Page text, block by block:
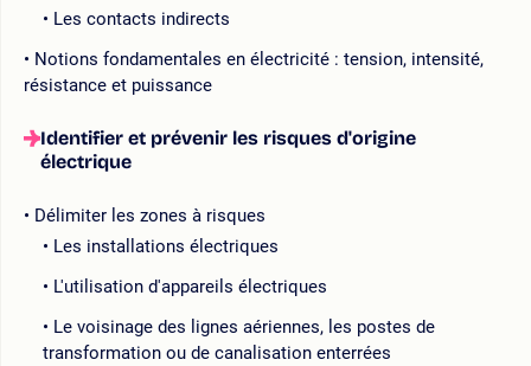
Les contacts indirects
Notions fondamentales en électricité : tension, intensité,
résistance et puissance
Identifier et prévenir les risques d'origine
électrique
Délimiter les zones à risques
Les installations électriques
L'utilisation d'appareils électriques
Le voisinage des lignes aériennes, les postes de
transformation ou de canalisation enterrées